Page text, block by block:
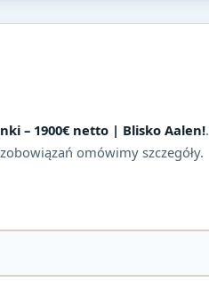
– 1900€ netto | Blisko Aalen!.
omówimy szczegóły.